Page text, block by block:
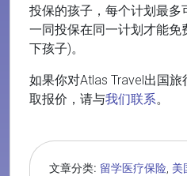
投保的孩子，每个计划最
一同投保在同一计划才能免
下孩子)。
如果你对Atlas Travel出国
取报价，请与我们联系。
文章分类: 留学医疗保险, 美